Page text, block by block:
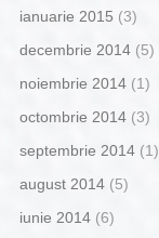
ianuarie 2015 (3)
decembrie 2014(5)
noiembrie 2014(1)
octombrie 2014(3)
septembrie 2014(1)
august 2014(5)
iunie 2014(6)